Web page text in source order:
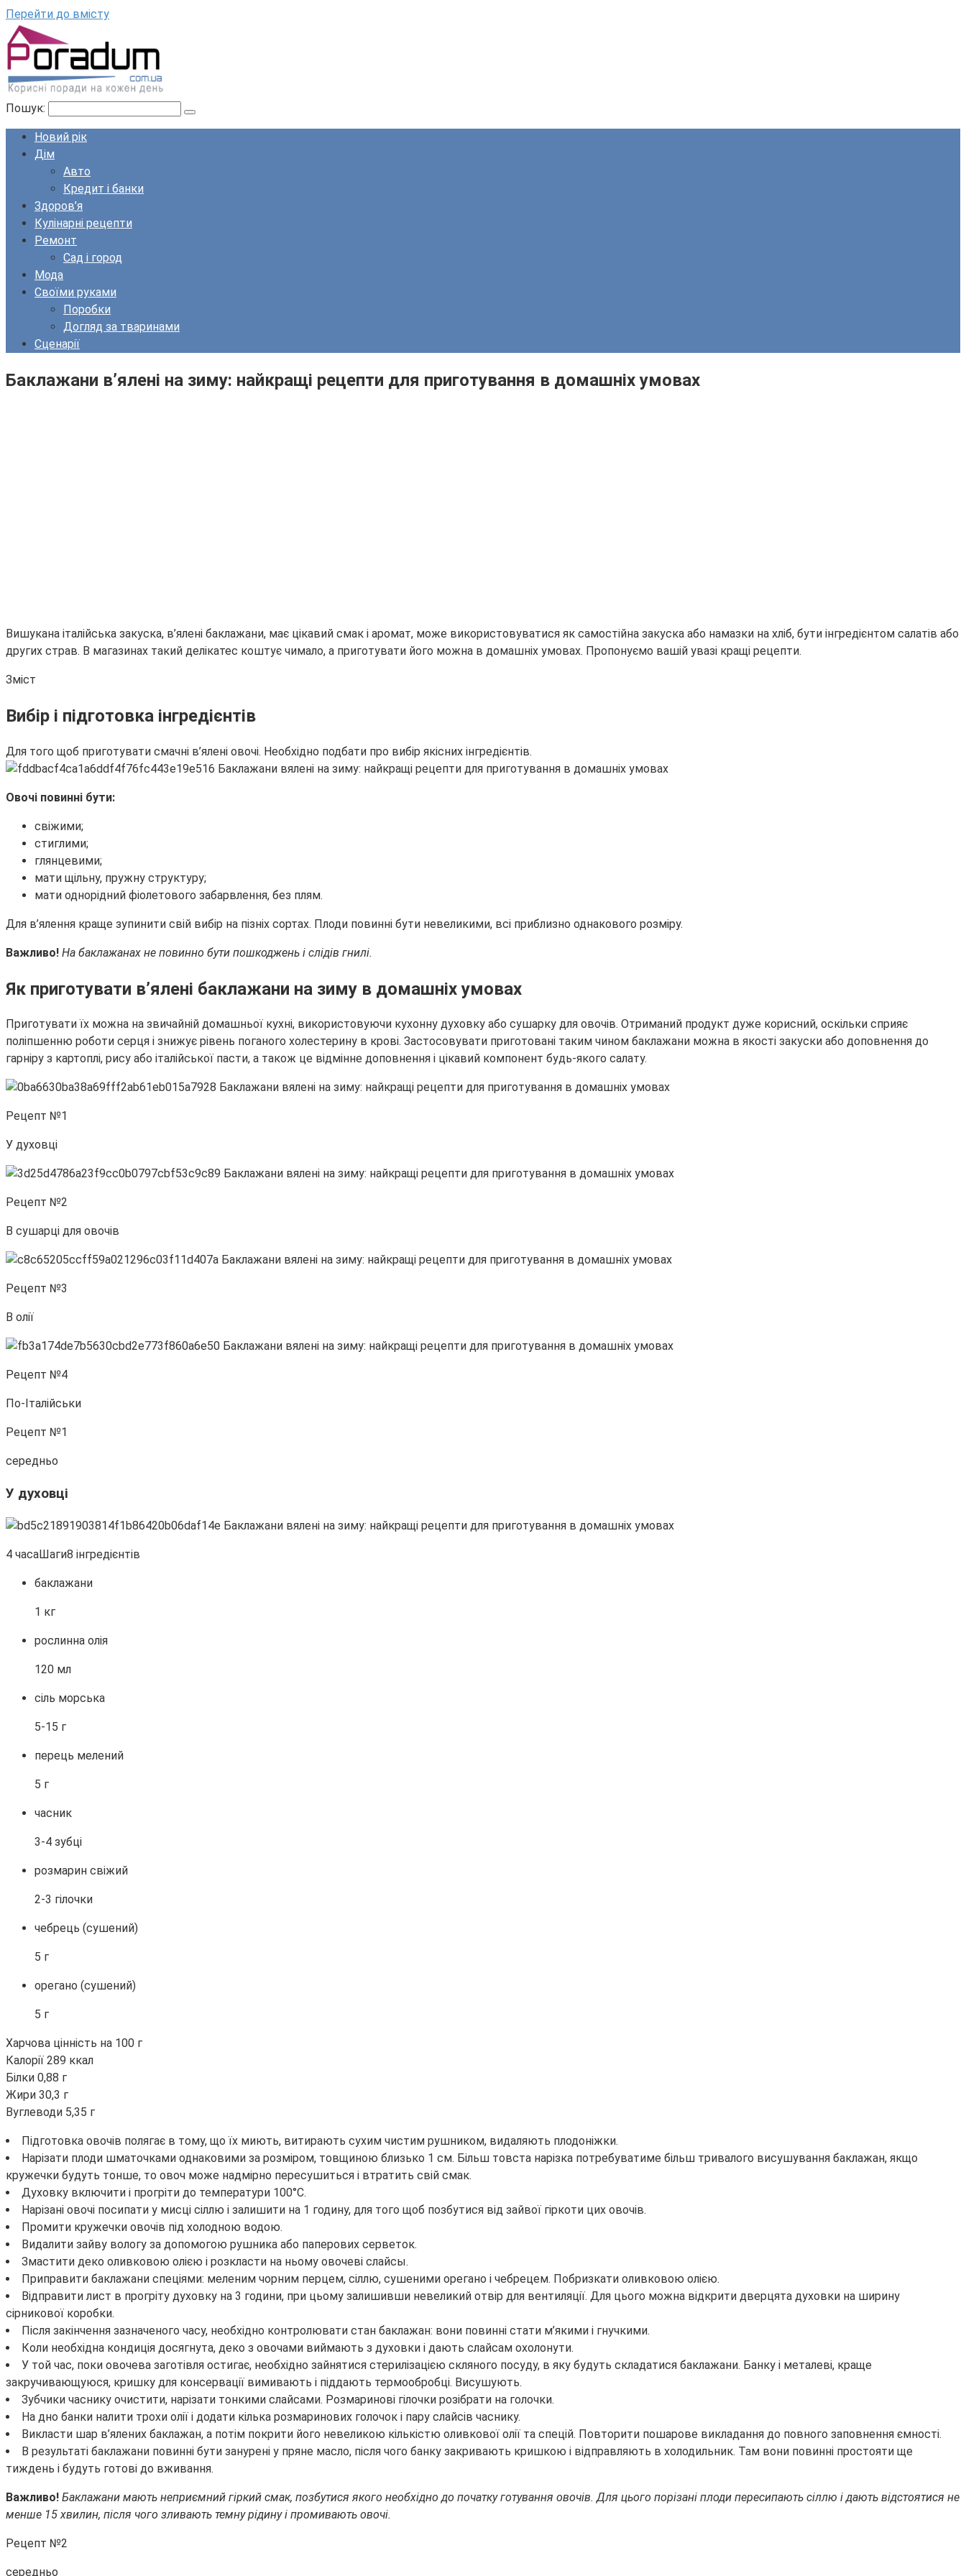
Перейти до вмісту
Пошук:
Новий рік
Дім
Авто
Кредит і банки
Здоров’я
Кулінарні рецепти
Ремонт
Сад і город
Мода
Своїми руками
Поробки
Догляд за тваринами
Сценарії
Баклажани в’ялені на зиму: найкращі рецепти для приготування в домашніх умовах
Вишукана італійська закуска, в’ялені баклажани, має цікавий смак і аромат, може використовуватися як самостійна закуска або намазки на хліб, бути інгредієнтом салатів або
других страв. В магазинах такий делікатес коштує чимало, а приготувати його можна в домашніх умовах. Пропонуємо вашій увазі кращі рецепти.
Зміст
Вибір і підготовка інгредієнтів
Для того щоб приготувати смачні в’ялені овочі. Необхідно подбати про вибір якісних інгредієнтів.
Овочі повинні бути:
свіжими;
стиглими;
глянцевими;
мати щільну, пружну структуру;
мати однорідний фіолетового забарвлення, без плям.
Для в’ялення краще зупинити свій вибір на пізніх сортах. Плоди повинні бути невеликими, всі приблизно однакового розміру.
Важливо! На баклажанах не повинно бути пошкоджень і слідів гнилі.
Як приготувати в’ялені баклажани на зиму в домашніх умовах
Приготувати їх можна на звичайній домашньої кухні, використовуючи кухонну духовку або сушарку для овочів. Отриманий продукт дуже корисний, оскільки сприяє
поліпшенню роботи серця і знижує рівень поганого холестерину в крові. Застосовувати приготовані таким чином баклажани можна в якості закуски або доповнення до
гарніру з картоплі, рису або італійської пасти, а також це відмінне доповнення і цікавий компонент будь-якого салату.
Рецепт №1
У духовці
Рецепт №2
В сушарці для овочів
Рецепт №3
В олії
Рецепт №4
По-Італійськи
Рецепт №1
середньо
У духовці
4 часаШаги8 інгредієнтів
баклажани
1 кг
рослинна олія
120 мл
сіль морська
5-15 г
перець мелений
5 г
часник
3-4 зубці
розмарин свіжий
2-3 гілочки
чебрець (сушений)
5 г
орегано (сушений)
5 г
Харчова цінність на 100 г
Калорії 289 ккал
Білки 0,88 г
Жири 30,3 г
Вуглеводи 5,35 г
Підготовка овочів полягає в тому, що їх миють, витирають сухим чистим рушником, видаляють плодоніжки.
Нарізати плоди шматочками однаковими за розміром, товщиною близько 1 см. Більш товста нарізка потребуватиме більш тривалого висушування баклажан, якщо
кружечки будуть тонше, то овоч може надмірно пересушиться і втратить свій смак.
Духовку включити і прогріти до температури 100°C.
Нарізані овочі посипати у мисці сіллю і залишити на 1 годину, для того щоб позбутися від зайвої гіркоти цих овочів.
Промити кружечки овочів під холодною водою.
Видалити зайву вологу за допомогою рушника або паперових серветок.
Змастити деко оливковою олією і розкласти на ньому овочеві слайсы.
Приправити баклажани спеціями: меленим чорним перцем, сіллю, сушеними орегано і чебрецем. Побризкати оливковою олією.
Відправити лист в прогріту духовку на 3 години, при цьому залишивши невеликий отвір для вентиляції. Для цього можна відкрити дверцята духовки на ширину
сірникової коробки.
Після закінчення зазначеного часу, необхідно контролювати стан баклажан: вони повинні стати м’якими і гнучкими.
Коли необхідна кондиція досягнута, деко з овочами виймають з духовки і дають слайсам охолонути.
У той час, поки овочева заготівля остигає, необхідно зайнятися стерилізацією скляного посуду, в яку будуть складатися баклажани. Банку і металеві, краще
закручивающуюся, кришку для консервації вимивають і піддають термообробці. Висушують.
Зубчики часнику очистити, нарізати тонкими слайсами. Розмаринові гілочки розібрати на голочки.
На дно банки налити трохи олії і додати кілька розмаринових голочок і пару слайсів часнику.
Викласти шар в’ялених баклажан, а потім покрити його невеликою кількістю оливкової олії та спецій. Повторити пошарове викладання до повного заповнення ємності.
В результаті баклажани повинні бути занурені у пряне масло, після чого банку закривають кришкою і відправляють в холодильник. Там вони повинні простояти ще
тиждень і будуть готові до вживання.
Важливо! Баклажани мають неприємний гіркий смак, позбутися якого необхідно до початку готування овочів. Для цього порізані плоди пересипають сіллю і дають відстоятися не
менше 15 хвилин, після чого зливають темну рідину і промивають овочі.
Рецепт №2
середньо